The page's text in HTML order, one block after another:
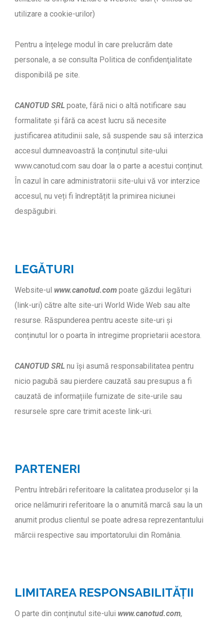
utilizare a cookie-urilor)
Pentru a înțelege modul în care prelucrăm date
personale, a se consulta Politica de confidenţialitate
disponibilă pe site.
CANOTUD SRL poate, fără nici o altă notificare sau
formalitate și fără ca acest lucru să necesite
justificarea atitudinii sale, să suspende sau să interzica
accesul dumneavoastră la conținutul site-ului
www.canotud.com sau doar la o parte a acestui conținut.
În cazul în care administratorii site-ului vă vor interzice
accesul, nu veți fi îndreptățit la primirea niciunei
despăgubiri.
LEGĂTURI
Website-ul www.canotud.com poate găzdui legături
(link-uri) către alte site-uri World Wide Web sau alte
resurse. Răspunderea pentru aceste site-uri și
conținutul lor o poarta în intregime proprietarii acestora.
CANOTUD SRL nu își asumă responsabilitatea pentru
nicio pagubă sau pierdere cauzată sau presupus a fi
cauzată de informațiile furnizate de site-urile sau
resursele spre care trimit aceste link-uri.
PARTENERI
Pentru întrebări referitoare la calitatea produselor și la
orice nelămuriri referitoare la o anumită marcă sau la un
anumit produs clientul se poate adresa reprezentantului
mărcii respective sau importatorului din România.
LIMITAREA RESPONSABILITĂȚII
O parte din conținutul site-ului www.canotud.com,